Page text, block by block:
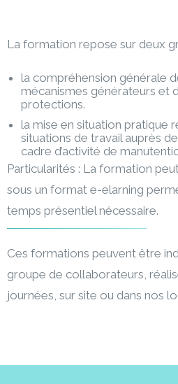
La formation repose sur deux
la compréhension générale
mécanismes générateurs et
protections.
la mise en situation pratique
situations de travail auprès
cadre d’activité de
Particularités : La formation
sous un format e-elarning
temps présentiel nécessaire.
Ces formations peuvent être
groupe de collaborateurs,
journées, sur site ou dans nos